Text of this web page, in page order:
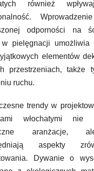
również
odporności na
w pielęgnacji umożliwia
elementów
przestrzeniach, także
ruchu.
trendy w
włochatymi nie
aranżacje,
aspekty
Dywanie o